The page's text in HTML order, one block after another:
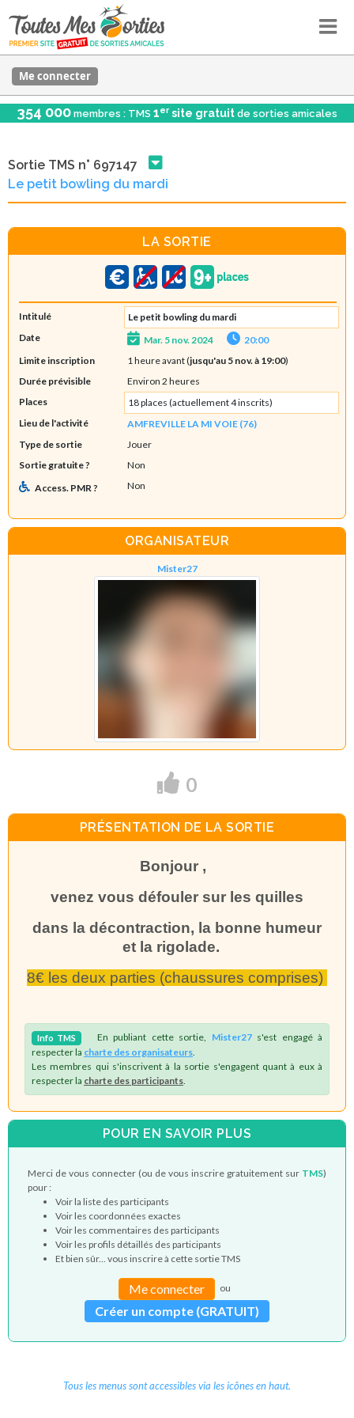
Me connecter
354 000 membres : TMS 1er site gratuit de sorties amicales
Sortie TMS n° 697147
Le petit bowling du mardi
LA SORTIE
Intitulé
Le petit bowling du mardi
Date
Mar. 5 nov. 2024
20:00
Limite inscription
1 heure avant (jusqu'au 5 nov. à 19:00)
Durée prévisible
Environ 2 heures
Places
18 places (actuellement 4 inscrits)
Lieu de l'activité
AMFREVILLE LA MI VOIE (76)
Type de sortie
Jouer
Sortie gratuite ?
Non
Access. PMR ?
Non
ORGANISATEUR
Mister27
0
PRÉSENTATION DE LA SORTIE
Bonjour ,
venez vous défouler sur les quilles
dans la décontraction, la bonne humeur
et la rigolade.
8€ les deux parties (chaussures comprises)
Info TMS En publiant cette sortie, Mister27s'est engagé à
respecter la charte des organisateurs
Les membres qui s'inscrivent à la sortie s'engagent quant à eux à
respecter la charte des participants
POUR EN SAVOIR PLUS
Merci de vous connecter (ou de vous inscrire gratuitement sur TMS)
pour :
Voir la liste des participants
Voir les coordonnées exactes
Voir les commentaires des participants
Voir les profils détaillés des participants
Et bien sûr... vous inscrire à cette sortie TMS
Me connecter ou
Créer un compte (GRATUIT)
Tous les menus sont accessibles via les icônes en haut.